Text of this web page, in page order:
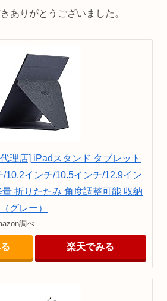
ありがとうございました。
理店] iPadスタンド タブレット
/10.2インチ/10.5インチ/12.9イン
折りたたみ 角度調整可能 収納
グレー）
調べ
楽天でみる